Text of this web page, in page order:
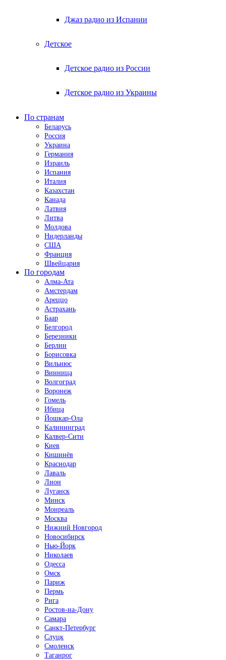
Джаз радио из Испании
Детское
Детское радио из России
Детское радио из Украины
По странам
Беларусь
Россия
Украина
Германия
Израиль
Испания
Италия
Казахстан
Канада
Латвия
Литва
Молдова
Нидерланды
США
Франция
Швейцария
По городам
Алма-Ата
Амстердам
Ареццо
Астрахань
Баар
Белгород
Березники
Берлин
Борисовка
Вильнюс
Винница
Волгоград
Воронеж
Гомель
Ибица
Йошкар-Ола
Калининград
Калвер-Сити
Киев
Кишинёв
Краснодар
Лаваль
Лион
Луганск
Минск
Монреаль
Москва
Нижний Новгород
Новосибирск
Нью-Йорк
Николаев
Одесса
Омск
Париж
Пермь
Рига
Ростов-на-Дону
Самара
Санкт-Петербург
Слуцк
Смоленск
Таганрог